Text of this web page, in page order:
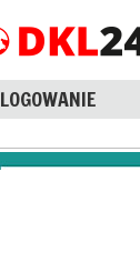
LOGOWANIE